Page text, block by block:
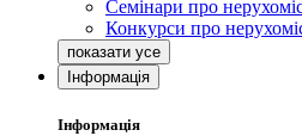
Семінари про
Конкурси про
Інформація
Інформація